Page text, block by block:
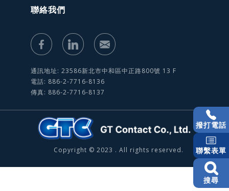
聯絡我們
通訊地址: 23586新北市中和區中正路800號 13 F
電話: 886-2-7716-8136
傳真: 886-2-7716-8137
Copyright © 2023 . All rights reserved.
撥打電話
聯繫表單
搜尋